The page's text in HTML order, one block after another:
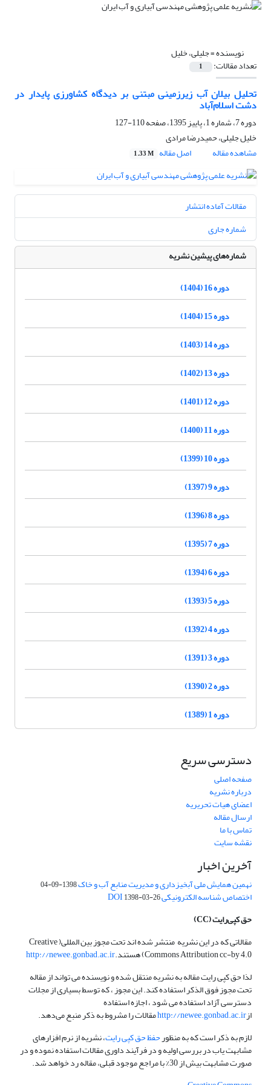
نویسنده =جلیلی، خلیل
تعداد مقالات: 1
تحلیل بیلان آب زیرزمینی مبتنی بر دیدگاه کشاورزی پایدار در
دشت اسلام‌آباد
دوره 7، شماره 1، پاییز 1395، صفحه
110-127
خلیل جلیلی، حمیدرضا مرادی
مشاهده مقاله
اصل مقاله 1.33 M
مقالات آماده انتشار
شماره جاری
شماره‌های پیشین نشریه
دوره 16 (1404)
دوره 15 (1404)
دوره 14 (1403)
دوره 13 (1402)
دوره 12 (1401)
دوره 11 (1400)
دوره 10 (1399)
دوره 9 (1397)
دوره 8 (1396)
دوره 7 (1395)
دوره 6 (1394)
دوره 5 (1393)
دوره 4 (1392)
دوره 3 (1391)
دوره 2 (1390)
دوره 1 (1389)
دسترسی سریع
صفحه اصلی
درباره نشریه
اعضای هیات تحریریه
ارسال مقاله
تماس با ما
نقشه سایت
آخرین اخبار
نهمین همایش ملی آبخیزداری و مدیریت منابع آب و خاک1398-09-04
اختصاص شناسه الکترونیکی DOI1398-03-26
حق کپی‌رایت(CC)
مقالاتی که در این نشریه منتشر شده اند تحت مجوز بین المللی( Creative
Commons Attribution cc-by 4.0) هستند.
http://newee.gonbad.ac.ir
لذا حق کپی رایت مقاله به نشریه منتقل شده و نویسنده می تواند از مقاله
تحت مجوز فوق الذکر استفاده کند. این مجوز ، که توسط بسیاری از مجلات
دسترسی آزاد استفاده می شود ، اجازه استفاده
ازhttp://newee.gonbad.ac.irمقالات را مشروط به ذکر منبع می‌دهد.
لازم به ذکر است که به منظورحفظ حق کپی رایت، نشریه از نرم افزارهای
مشابهت یاب در بررسی اولیه و در فرآیند داوری مقالات استفاده نموده و در
صورت مشابهت بیش از 30% با مراجع موجود قبلی، مقاله رد خواهد شد.